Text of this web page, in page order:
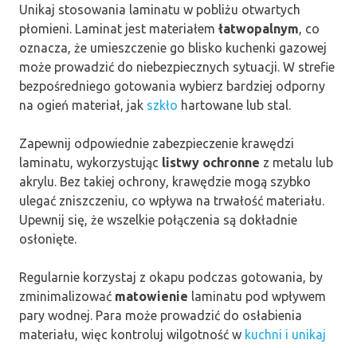
Unikaj stosowania laminatu w pobliżu otwartych
płomieni. Laminat jest materiałem łatwopalnym, co
oznacza, że umieszczenie go blisko kuchenki gazowej
może prowadzić do niebezpiecznych sytuacji. W strefie
bezpośredniego gotowania wybierz bardziej odporny
na ogień materiał, jak szkło hartowane lub stal.
Zapewnij odpowiednie zabezpieczenie krawędzi
laminatu, wykorzystując listwy ochronne z metalu lub
akrylu. Bez takiej ochrony, krawędzie mogą szybko
ulegać zniszczeniu, co wpływa na trwałość materiału.
Upewnij się, że wszelkie połączenia są dokładnie
osłonięte.
Regularnie korzystaj z okapu podczas gotowania, by
zminimalizować matowienie laminatu pod wpływem
pary wodnej. Para może prowadzić do osłabienia
materiału, więc kontroluj wilgotność w kuchni i unikaj